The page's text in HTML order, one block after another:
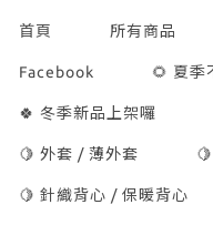
首頁 所有商品
Facebook 🌻 夏季
🍀 冬季新品上架囉
🍋 外套 / 薄外套
🍋 針織背心 / 保暖背心